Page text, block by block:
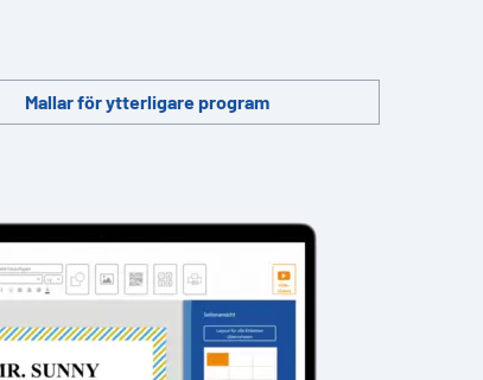
Mallar för ytterligare program